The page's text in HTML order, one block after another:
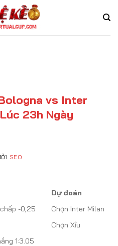
vs Inter
23h Ngày
SEO
Dự đoán
-0,25
Chọn Inter Milan
Chọn Xỉu
1:3.05